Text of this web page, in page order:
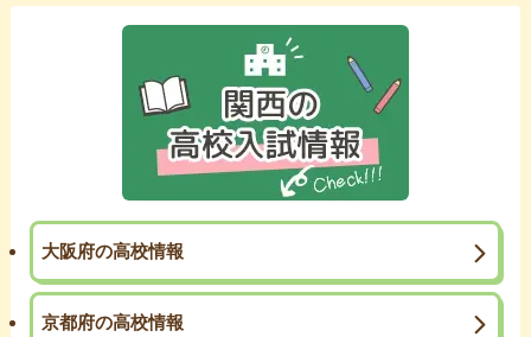
大阪府の高校情報
京都府の高校情報